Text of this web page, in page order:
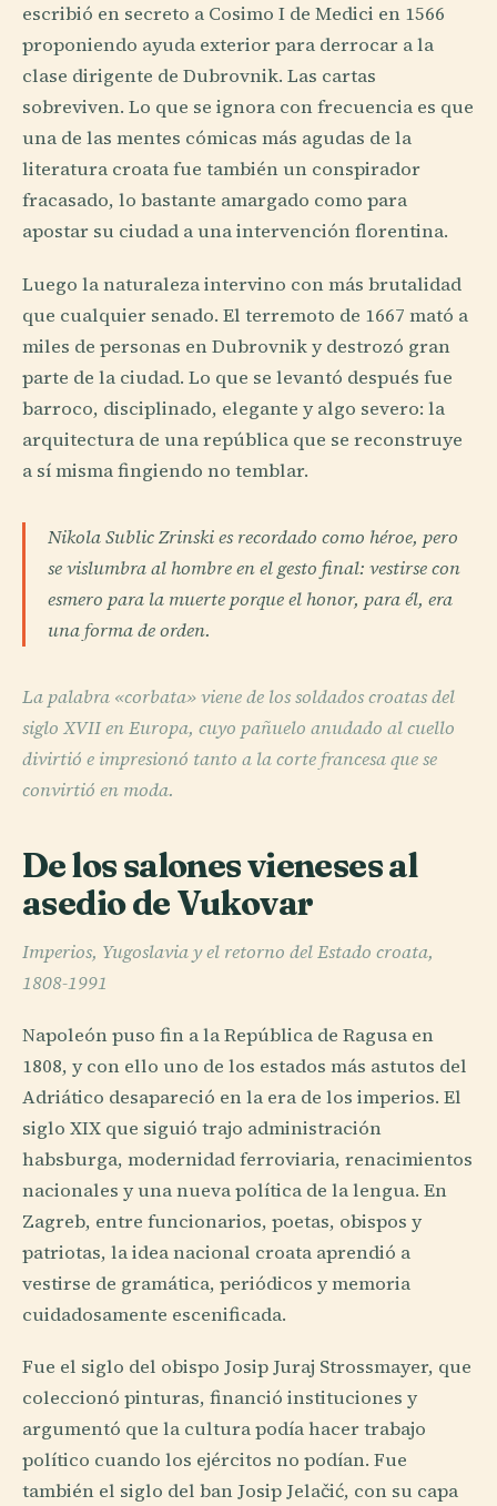
escribió en secreto a Cosimo I de Medici en 1566
proponiendo ayuda exterior para derrocar a la
clase dirigente de Dubrovnik. Las cartas
sobreviven. Lo que se ignora con frecuencia es que
una de las mentes cómicas más agudas de la
literatura croata fue también un conspirador
fracasado, lo bastante amargado como para
apostar su ciudad a una intervención florentina.
Luego la naturaleza intervino con más brutalidad
que cualquier senado. El terremoto de 1667 mató a
miles de personas en Dubrovnik y destrozó gran
parte de la ciudad. Lo que se levantó después fue
barroco, disciplinado, elegante y algo severo: la
arquitectura de una república que se reconstruye
a sí misma fingiendo no temblar.
Nikola Sublic Zrinski es recordado como héroe, pero
se vislumbra al hombre en el gesto final: vestirse con
esmero para la muerte porque el honor, para él, era
una forma de orden.
La palabra «corbata» viene de los soldados croatas del
siglo XVII en Europa, cuyo pañuelo anudado al cuello
divirtió e impresionó tanto a la corte francesa que se
convirtió en moda.
De los salones vieneses al
asedio de Vukovar
Imperios, Yugoslavia y el retorno del Estado croata,
1808-1991
Napoleón puso fin a la República de Ragusa en
1808, y con ello uno de los estados más astutos del
Adriático desapareció en la era de los imperios. El
siglo XIX que siguió trajo administración
habsburga, modernidad ferroviaria, renacimientos
nacionales y una nueva política de la lengua. En
Zagreb, entre funcionarios, poetas, obispos y
patriotas, la idea nacional croata aprendió a
vestirse de gramática, periódicos y memoria
cuidadosamente escenificada.
Fue el siglo del obispo Josip Juraj Strossmayer, que
coleccionó pinturas, financió instituciones y
argumentó que la cultura podía hacer trabajo
político cuando los ejércitos no podían. Fue
también el siglo del ban Josip Jelačić, con su capa